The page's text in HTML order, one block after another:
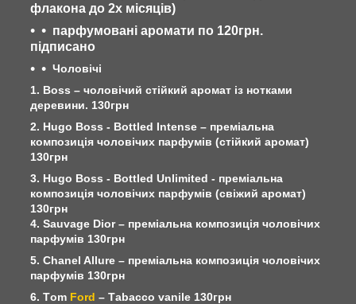
флакона до 2х місяців)
парфумовані аромати по 120грн.
підписано
Чоловічі
1. Boss – чоловічий стійкий аромат із нотками
деревини. 130грн
2. Hugo Boss - Bottled Intense – преміальна
композиція чоловічих парфумів (стійкий аромат)
130грн
3. Hugo Boss - Bottled Unlimited - преміальна
композиція чоловічих парфумів (свіжий аромат)
130грн
4. Sauvage Dior – преміальна композиція чоловічих
парфумів 130грн
5. Chanel Allure – преміальна композиція чоловічих
парфумів 130грн
6. Тom Ford – Тabacco vanile 130грн